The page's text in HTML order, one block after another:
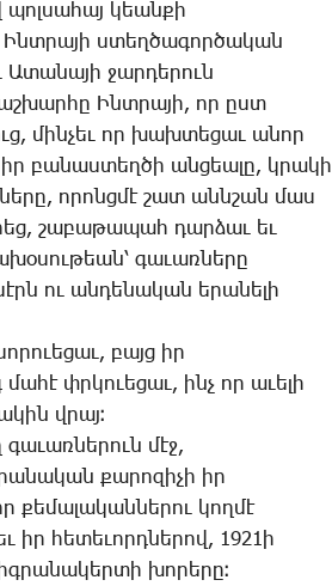
կեան­քի
ստեղ­ծա­գոր­ծա­կան
Ա­տա­նա­յի ջար­դե­րուն
Ինտ­րա­յի, որ ըստ
մին­չեւ որ խախ­տե­ցաւ ա­նոր
բա­նաս­տեղ­ծի ան­ցեա­լը, կրա­կի
ո­րոնց­մէ շատ անն­շան մաս
շա­բա­թա­պահ դար­ձաւ եւ
գա­ւառ­նե­րը
ու ան­դե­նա­կան ե­րա­նե­լի
բայց իր
փրկո­ւե­ցաւ, ինչ որ ա­ւե­լի
վրայ։
մէջ,
քա­րո­զի­չի իր
քե­մա­լա­կան­նե­րու կող­մէ
իր հե­տե­ւորդ­նե­րով, 1921ի
խո­րե­րը։